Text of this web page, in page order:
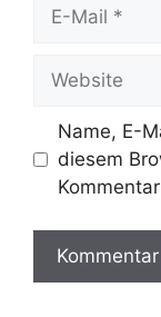
Website
Name, E-
diesem